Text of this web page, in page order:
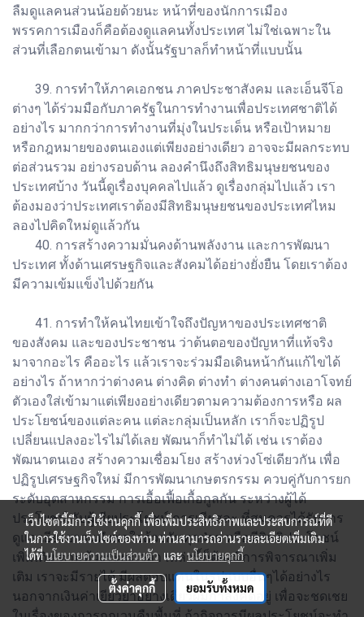
ลืมดูแลคนส่วนน้อยด้วยนะ หน้าที่ของนักการเมือง
พรรคการเมืองก็คือต้องดูแลคนทั้งประเทศ ไม่ใช่เฉพาะใน
ส่วนที่เลือกตนเข้ามา ดังนั้นรัฐบาลก็ทำหน้าที่แบบนั้น
39. การทำให้ภาคเอกชน ภาคประชาสังคม และเอ็นจีโอ
ต่างๆ ได้ร่วมมือกับภาครัฐในการทำงานเพื่อประเทศชาติได้
อย่างไร มากกว่าการทำงานที่มุ่งในประเด็น หรือเป้าหมาย
หรือกฎหมายของตนเองแต่เพียงอย่างเดียว อาจจะมีผลกระทบ
ต่อส่วนรวม อย่างรอบด้าน ลองคำนึงถึงสิทธิมนุษยชนของ
ประเทศบ้าง วันนี้ดูเรื่องบุคคลไปแล้ว ดูเรื่องกลุ่มไปแล้ว เรา
ต้องมองว่าประเทศเราต้องมีสิทธิมนุษยชนของประเทศไหม
ลองไปคิดใหม่ดูแล้วกัน
40. การสร้างความมั่นคงด้านพลังงาน และการพัฒนา
ประเทศ ทั้งด้านเศรษฐกิจและสังคมได้อย่างยั่งยืน โดยเราต้อง
มีความเข้มแข็งไปด้วยกัน
41. การทำให้คนไทยเข้าใจถึงปัญหาของประเทศชาติ
ของสังคม และของประชาชน ว่าต้นตอของปัญหาที่แท้จริง
มาจากอะไร คืออะไร แล้วเราจะร่วมมือเดินหน้ากันแก้ไขได้
อย่างไร ถ้าหากว่าต่างคน ต่างคิด ต่างทำ ต่างคนต่างเอาโจทย์
ตัวเองใส่เข้ามาแต่เพียงอย่างเดียวตามความต้องการหรือ ผล
ประโยชน์ของแต่ละคน แต่ละกลุ่มเป็นหลัก เราก็จะปฏิรูป
เปลี่ยนแปลงอะไรไม่ได้เลย พัฒนาก็ทำไม่ได้ เช่น เราต้อง
พัฒนาตนเอง สร้างความเชื่อมโยง สร้างห่วงโซ่เดียวกัน เพื่อ
ปฏิรูปเศรษฐกิจใหม่ มีการพัฒนาเกษตรกรรม ควบคู่กับการยก
ระดับอุตสาหกรรม การเอื้อเฟื้อเกื้อกูลกัน ระหว่างผู้ได้
ประโยชน์ กับผู้เสียประโยชน์ การเสียสละ ที่สมควรได้รับการ
ดูแล เยียวยาจนพึงพอใจด้วยกันทุกฝ่าย หรือมีสิทธิประโยชน์
เพิ่มเติม ตามห้วงระยะเวลา เหล่านี้ก็ต้องมีการพิจารณาเพิ่ม
เติม เราจะมีรายได้ มีผลตอบแทนในรูปแบบอื่นๆได้อย่างไร
นอกจากเงินค่าเยียวยาอย่างเดียวผมกำลังคิดอยู่ เพื่อจะชดเชย
เว็บไซต์นี้มีการใช้งานคุกกี้ เพื่อเพิ่มประสิทธิภาพและประสบการณ์ที่ดี
ในการใช้งานเว็บไซต์ของท่าน ท่านสามารถอ่านรายละเอียดเพิ่มเติม
ได้ที่นโยบายความเป็นส่วนตัวและนโยบายคุกกี้
ตั้งค่าคุกกี้ ยอมรับทั้งหมด